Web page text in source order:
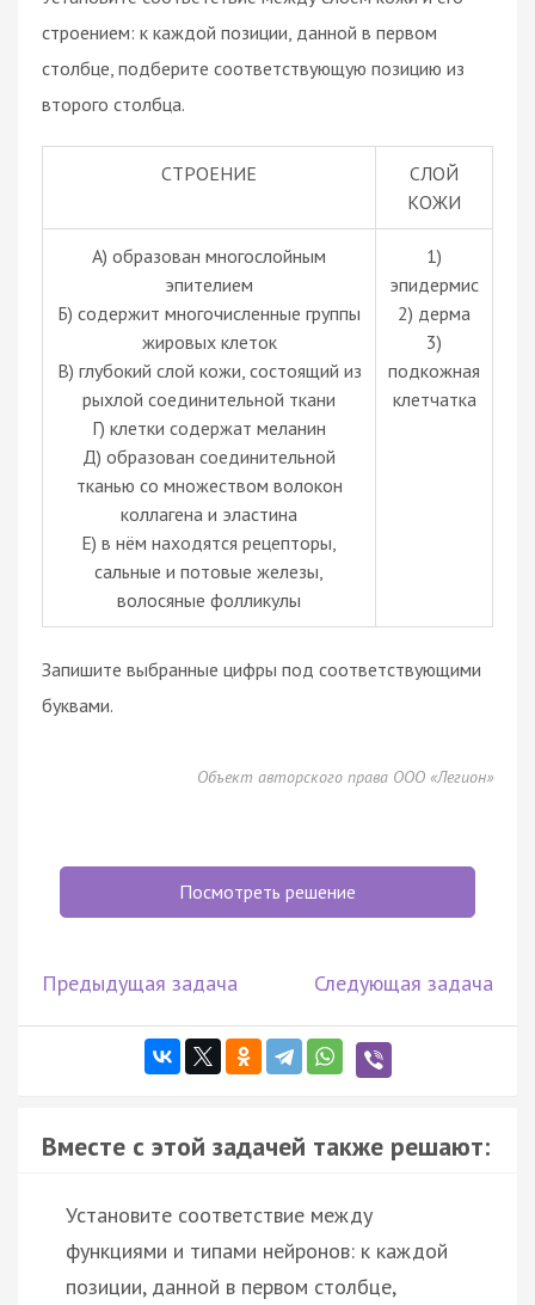
строением: к каждой позиции, данной в первом
столбце, подберите соответствующую позицию из
второго столбца.
СТРОЕНИЕ
СЛОЙ
КОЖИ
А) образован многослойным
эпителием
Б) содержит многочисленные группы
жировых клеток
В) глубокий слой кожи, состоящий из
рыхлой соединительной ткани
Г) клетки содержат меланин
Д) образован соединительной
тканью со множеством волокон
коллагена и эластина
Е) в нём находятся рецепторы,
сальные и потовые железы,
волосяные фолликулы
1)
эпидермис
2) дерма
3)
подкожная
клетчатка
Запишите выбранные цифры под соответствующими
буквами.
Объект авторского права ООО «Легион»
Посмотреть решение
Предыдущая задача Следующая задача
Вместе с этой задачей также решают:
Установите соответствие между
функциями и типами нейронов: к каждой
позиции, данной в первом столбце,